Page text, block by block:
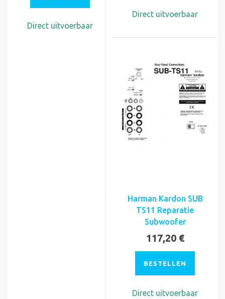
Direct uitvoerbaar
Direct uitvoerbaar
Harman Kardon SUB
TS11 Reparatie
Subwoofer
117,20 €
BESTELLEN
Direct uitvoerbaar